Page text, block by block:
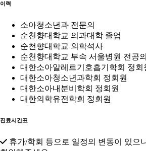
이력
소아청소년과 전문의
순천향대학교 의과대학 졸업
순천향대학교 의학석사
순천향대학교 부속 서울병원 전공의
대한소아알레르기호흡기학회 정회
대한소아청소년과학회 정회원
대한소아내분비학회 정회원
대한의학유전학회 정회원
진료시간표
휴가/학회 등으로 일정의 변동이 있으